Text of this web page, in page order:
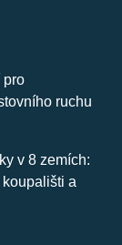
pro
ruchu
v 8 zemích:
koupališti a